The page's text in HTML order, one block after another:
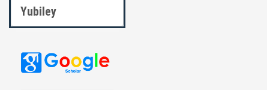
Yubiley